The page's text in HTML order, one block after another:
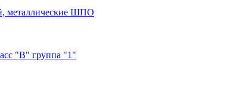
металлические ШПО
"В" группа "1"